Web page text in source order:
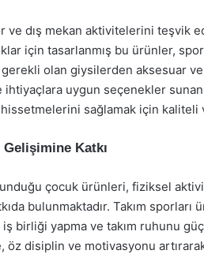
ve dış mekan aktivitelerini teşvik
için tasarlanmış bu ürünler,
olan giysilerden aksesuar
ihtiyaçlara uygun seçenekler
sağlamak için kaliteli
Gelişimine Katkı
çocuk ürünleri, fiziksel
bulunmaktadır. Takım
birliği yapma ve takım ruhunu
öz disiplin ve motivasyonu